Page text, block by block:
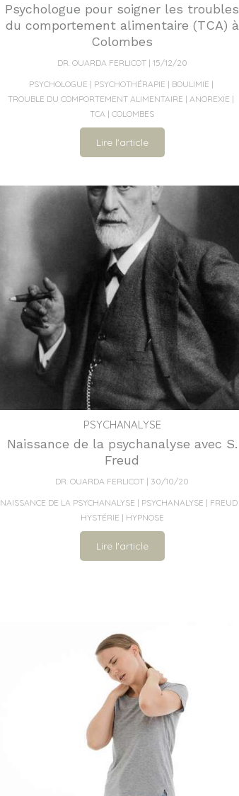
Psychologue pour soigner les troubles
du comportement alimentaire (TCA) à
Colombes
DR. OUARDA FERLICOT
15/12/20
PSYCHOLOGUE
PSYCHOTHÉRAPIE
BOULIMIE
TROUBLE DU COMPORTEMENT ALIMENTAIRE
ANOREXIE
TCA
COLOMBES
Lire l'article
PSYCHANALYSE
Naissance de la psychanalyse avec S.
Freud
DR. OUARDA FERLICOT
30/10/20
NAISSANCE DE LA PSYCHANALYSE
PSYCHANALYSE
FREUD
HYSTÉRIE
HYPNOSE
Lire l'article